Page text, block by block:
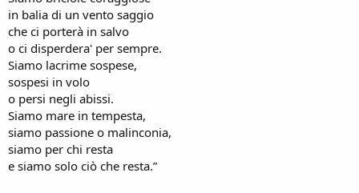
in balia di un vento saggio
che ci porterà in salvo
o ci disperdera' per sempre.
Siamo lacrime sospese,
sospesi in volo
o persi negli abissi.
Siamo mare in tempesta,
siamo passione o malinconia,
siamo per chi resta
e siamo solo ciò che resta.”